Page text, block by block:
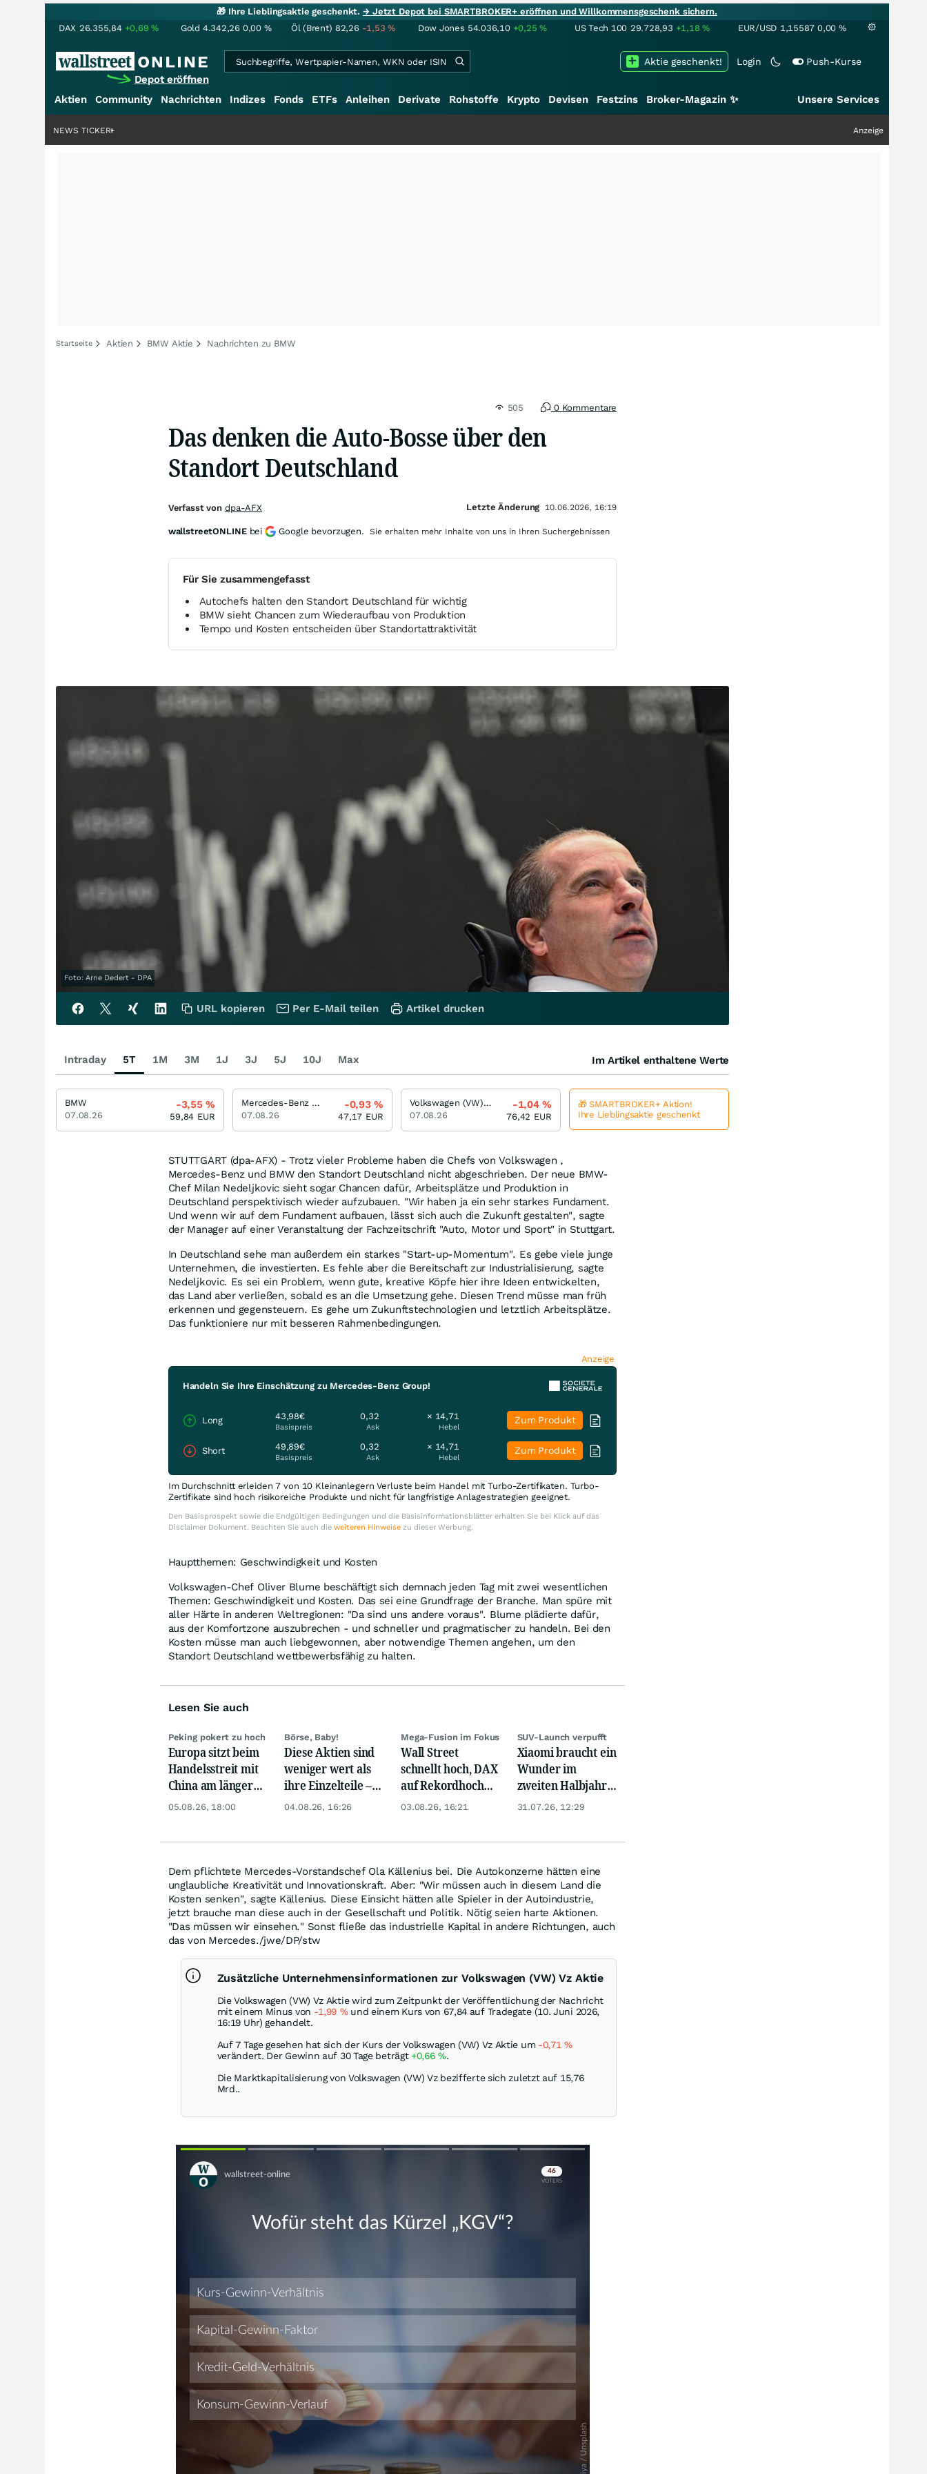
🎁 Ihre Lieblingsaktie geschenkt.→ Jetzt Depot bei SMARTBROKER+ eröffnen und Willkommensgeschenk sichern.
DAX 26.355,84 +0,69% Gold 4.342,26 0,00 % Öl (Brent) 82,26 -1,53% Dow Jones 54.036,10 +0,25% US Tech 100 29.728,93 +1,18% EUR/USD 1,15587 0,00 %
Depot eröffnen
Login Push-Kurse
Aktie geschenkt!
Aktien Community Nachrichten Indizes Fonds ETFs Anleihen Derivate Rohstoffe Krypto Devisen Festzins Broker-Magazin ✨ Unsere Services
Anzeige
NEWS TICKER
Startseite Aktien BMW Aktie Nachrichten zu BMW
505 0 Kommentare
Das denken die Auto-Bosse über den
Standort Deutschland
Für Sie zusammengefasst
Autochefs halten den Standort Deutschland für wichtig
BMW sieht Chancen zum Wiederaufbau von Produktion
Tempo und Kosten entscheiden über Standortattraktivität
Foto: Arne Dedert - DPA
STUTTGART (dpa-AFX) - Trotz vieler Probleme haben die Chefs von Volkswagen ,
Mercedes-Benz und BMW den Standort Deutschland nicht abgeschrieben. Der neue BMW-
Chef Milan Nedeljkovic sieht sogar Chancen dafür, Arbeitsplätze und Produktion in
Deutschland perspektivisch wieder aufzubauen. "Wir haben ja ein sehr starkes Fundament.
Und wenn wir auf dem Fundament aufbauen, lässt sich auch die Zukunft gestalten", sagte
der Manager auf einer Veranstaltung der Fachzeitschrift "Auto, Motor und Sport" in Stuttgart.
In Deutschland sehe man außerdem ein starkes "Start-up-Momentum". Es gebe viele junge
Unternehmen, die investierten. Es fehle aber die Bereitschaft zur Industrialisierung, sagte
Nedeljkovic. Es sei ein Problem, wenn gute, kreative Köpfe hier ihre Ideen entwickelten,
das Land aber verließen, sobald es an die Umsetzung gehe. Diesen Trend müsse man früh
erkennen und gegensteuern. Es gehe um Zukunftstechnologien und letztlich Arbeitsplätze.
Das funktioniere nur mit besseren Rahmenbedingungen.
Anzeige
Handeln Sie Ihre Einschätzung zu Mercedes-Benz Group!
Long 43,98€
Basispreis
0,32
Ask
× 14,71
Hebel
Zum Produkt
Short 49,89€
Basispreis
0,32
Ask
× 14,71
Hebel
Zum Produkt
Im Durchschnitt erleiden 7 von 10 Kleinanlegern Verluste beim Handel mit Turbo-Zertifikaten. Turbo-
Zertifikate sind hoch risikoreiche Produkte und nicht für langfristige Anlagestrategien geeignet.
Den Basisprospekt sowie die Endgültigen Bedingungen und die Basisinformationsblätter erhalten Sie bei Klick auf das
Disclaimer Dokument. Beachten Sie auch die weiteren Hinweisezu dieser Werbung.
Hauptthemen: Geschwindigkeit und Kosten
Volkswagen-Chef Oliver Blume beschäftigt sich demnach jeden Tag mit zwei wesentlichen
Themen: Geschwindigkeit und Kosten. Das sei eine Grundfrage der Branche. Man spüre mit
aller Härte in anderen Weltregionen: "Da sind uns andere voraus". Blume plädierte dafür,
aus der Komfortzone auszubrechen - und schneller und pragmatischer zu handeln. Bei den
Kosten müsse man auch liebgewonnen, aber notwendige Themen angehen, um den
Standort Deutschland wettbewerbsfähig zu halten.
Lesen Sie auch
Peking pokert zu hoch
Europa sitzt beim
Handelsstreit mit
China am längeren
Hebel
05.08.26, 18:00
Börse, Baby!
Diese Aktien sind
weniger wert als
ihre Einzelteile –
Chance oder Falle?
04.08.26, 16:26
Mega-Fusion im Fokus
Wall Street
schnellt hoch, DAX
auf Rekordhoch
dank Öl-Absturz
03.08.26, 16:21
SUV-Launch verpufft
Xiaomi braucht ein
Wunder im
zweiten Halbjahr –
die Börse glaubt
31.07.26, 12:29
Dem pflichtete Mercedes-Vorstandschef Ola Källenius bei. Die Autokonzerne hätten eine
unglaubliche Kreativität und Innovationskraft. Aber: "Wir müssen auch in diesem Land die
Kosten senken", sagte Källenius. Diese Einsicht hätten alle Spieler in der Autoindustrie,
jetzt brauche man diese auch in der Gesellschaft und Politik. Nötig seien harte Aktionen.
"Das müssen wir einsehen." Sonst fließe das industrielle Kapital in andere Richtungen, auch
das von Mercedes./jwe/DP/stw
Zusätzliche Unternehmensinformationen zur Volkswagen (VW) Vz Aktie
Die Volkswagen (VW) Vz Aktie wird zum Zeitpunkt der Veröffentlichung der Nachricht
mit einem Minus von -1,99 %und einem Kurs von 67,84 auf Tradegate (10. Juni 2026,
16:19 Uhr) gehandelt.
Auf 7 Tage gesehen hat sich der Kurs der Volkswagen (VW) Vz Aktie um -0,71%
verändert. Der Gewinn auf 30 Tage beträgt+0,66%.
Die Marktkapitalisierung von Volkswagen (VW) Vz bezifferte sich zuletzt auf 15,76
Mrd..
Skip
Skip
Verfasst von dpa-AFX Letzte Änderung 10.06.2026, 16:19
wallstreetONLINE bei Google bevorzugen. Sie erhalten mehr Inhalte von uns in Ihren Suchergebnissen
URL kopieren Per E-Mail teilen Artikel drucken
Intraday 5T 1M 3M 1J 3J 5J 10J Max Im Artikel enthaltene Werte
BMW
07.08.26
-3,55%
59,84 EUR
Mercedes-Benz Group
07.08.26
-0,93%
47,17 EUR
Volkswagen (VW) Vz
07.08.26
-1,04%
76,42 EUR
🎁 SMARTBROKER+ Aktion!
Ihre Lieblingsaktie geschenkt